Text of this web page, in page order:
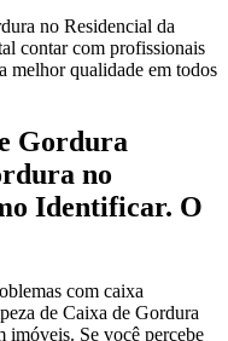
no Residencial da
contar com profissionais
melhor qualidade em todos
Gordura
no
Identificar. O
com caixa
de Caixa de Gordura
imóveis. Se você percebe